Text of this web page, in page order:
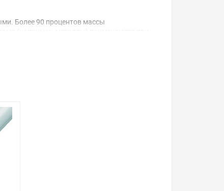
Более 90 процентов массы
(например, металлы) применяются при
для конкретных сфер применения.
аппаратами (ЭПРА). В стартерно-
и стоимость оборудования
заказа.
Сравните с прайсом в других